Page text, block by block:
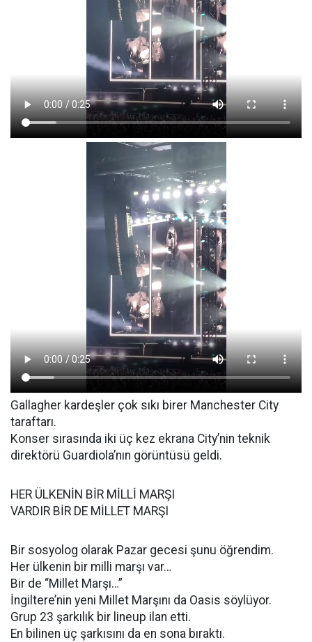
Gallagher kardeşler çok sıkı birer Manchester City
taraftarı.
Konser sırasında iki üç kez ekrana City’nin teknik
direktörü Guardiola’nın görüntüsü geldi.
HER ÜLKENİN BİR MİLLİ MARŞI
VARDIR BİR DE MİLLET MARŞI
Bir sosyolog olarak Pazar gecesi şunu öğrendim.
Her ülkenin bir milli marşı var…
Bir de “Millet Marşı…”
İngiltere’nin yeni Millet Marşını da Oasis söylüyor.
Grup 23 şarkılık bir lineup ilan etti.
En bilinen üç şarkısını da en sona bıraktı.